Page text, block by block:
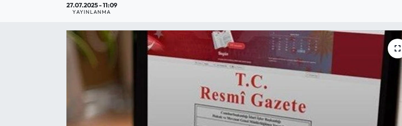
27.07.2025 - 11:09
YAYINLANMA
Yargı Kararları
Araştırma-Rapor
Haber Arşivi